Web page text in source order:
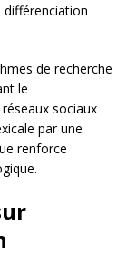
différenciation
de recherche
le
sociaux
par une
renforce